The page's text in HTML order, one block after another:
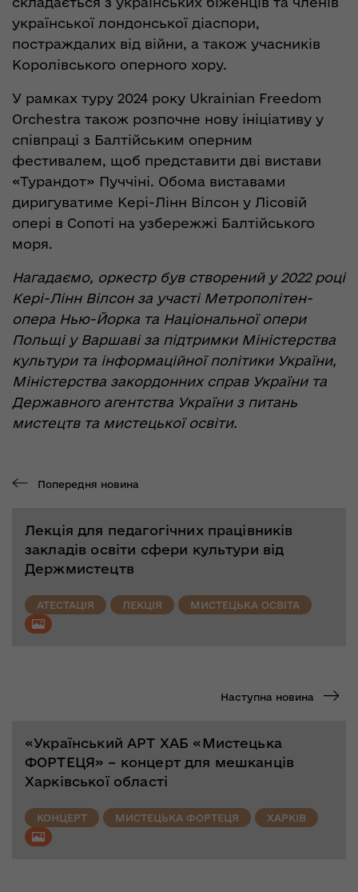
української лондонської діаспори,
постраждалих від війни, а також учасників
Королівського оперного хору.
У рамках туру 2024 року Ukrainian Freedom
Orchestra також розпочне нову ініціативу у
співпраці з Балтійським оперним
фестивалем, щоб представити дві вистави
«Турандот» Пуччіні. Обома виставами
диригуватиме Кері-Лінн Вілсон у Лісовій
опері в Сопоті на узбережжі Балтійського
моря.
Нагадаємо, оркестр був створений у 2022 році
Кері-Лінн Вілсон за участі Метрополітен-
опера Нью-Йорка та Національної опери
Польщі у Варшаві за підтримки Міністерства
культури та інформаційної політики України,
Міністерства закордонних справ України та
Державного агентства України з питань
мистецтв та мистецької освіти.
Попередня новина
Лекція для педагогічних працівників
закладів освіти сфери культури від
Держмистецтв
АТЕСТАЦІЯ ЛЕКЦІЯ МИСТЕЦЬКА ОСВІТА
Наступна новина
«Український АРТ ХАБ «Мистецька
ФОРТЕЦЯ» – концерт для мешканців
Харківської області
КОНЦЕРТ МИСТЕЦЬКА ФОРТЕЦЯ ХАРКІВ